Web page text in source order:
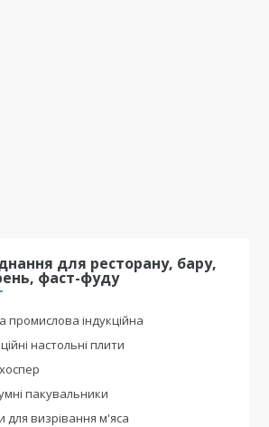
для ресторану, бару,
фаст-фуду
промислова індукційна
настольні плити
пакувальники
визрівання м'яса